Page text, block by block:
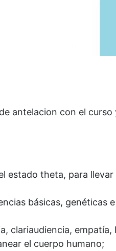
antelacion con el curso
theta, para
básicas, genéticas
clariaudiencia, empatía,
el cuerpo humano;